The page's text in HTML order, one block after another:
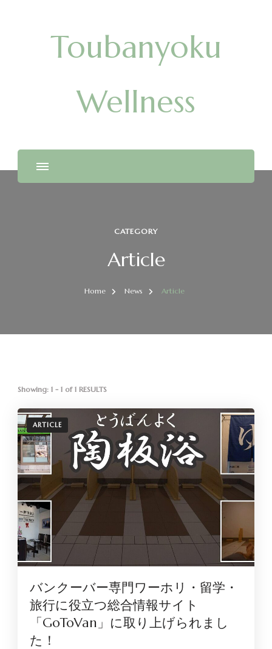
Toubanyoku
Wellness
CATEGORY
Article
Home News Article
Showing: 1 - 1 of 1 RESULTS
ARTICLE
バンクーバー専門ワーホリ・留学・
旅行に役立つ総合情報サイト
「GoToVan」に取り上げられまし
た！